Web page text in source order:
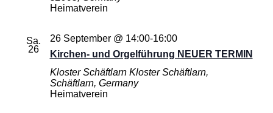
Heimatverein
Sa.
26
Kirchen- und Orgelführung NEUER TERMIN
26 September @ 14:00-16:00
Kloster Schäftlarn Kloster Schäftlarn,
Schäftlarn, Germany
Heimatverein